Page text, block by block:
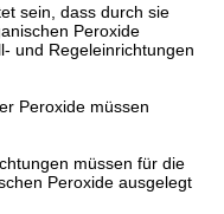
sein, dass durch sie
Peroxide
und Regeleinrichtungen
Peroxide müssen
müssen für die
Peroxide ausgelegt